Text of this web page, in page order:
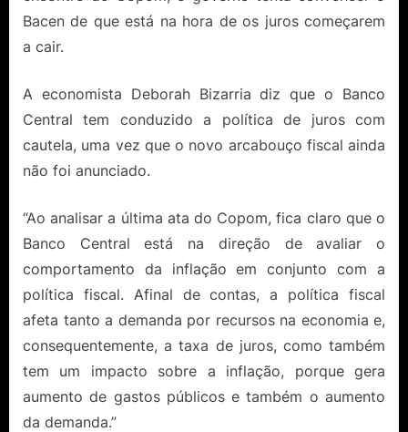
Bacen de que está na hora de os juros começarem
a cair.
A economista Deborah Bizarria diz que o Banco
Central tem conduzido a política de juros com
cautela, uma vez que o novo arcabouço fiscal ainda
não foi anunciado.
“Ao analisar a última ata do Copom, fica claro que o
Banco Central está na direção de avaliar o
comportamento da inflação em conjunto com a
política fiscal. Afinal de contas, a política fiscal
afeta tanto a demanda por recursos na economia e,
consequentemente, a taxa de juros, como também
tem um impacto sobre a inflação, porque gera
aumento de gastos públicos e também o aumento
da demanda.”